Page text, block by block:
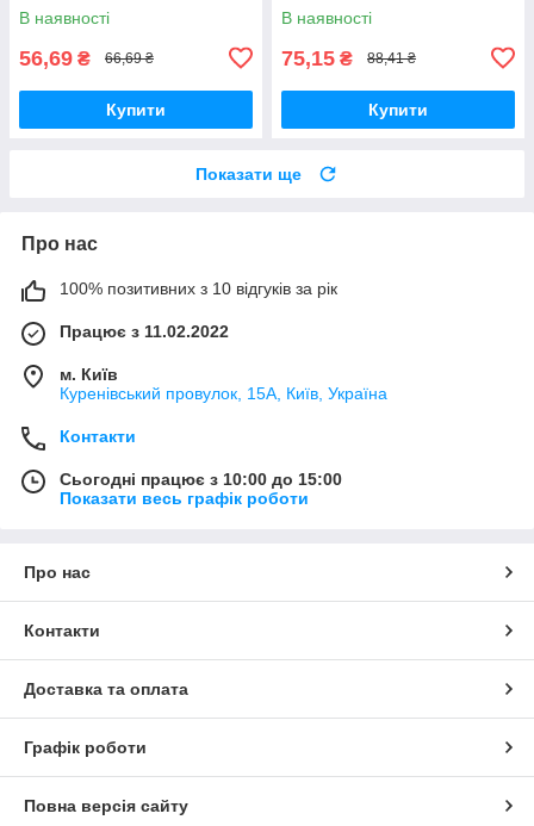
В наявності
56,69 ₴ 66,69 ₴
Купити
В наявності
75,15 ₴ 88,41 ₴
Купити
Показати ще
Про нас
100% позитивних з 10 відгуків за рік
Працює з 11.02.2022
м. Київ
Куренівський провулок, 15А, Київ, Україна
Контакти
Сьогодні працює з 10:00 до 15:00
Показати весь графік роботи
Про нас
Контакти
Доставка та оплата
Графік роботи
Повна версія сайту